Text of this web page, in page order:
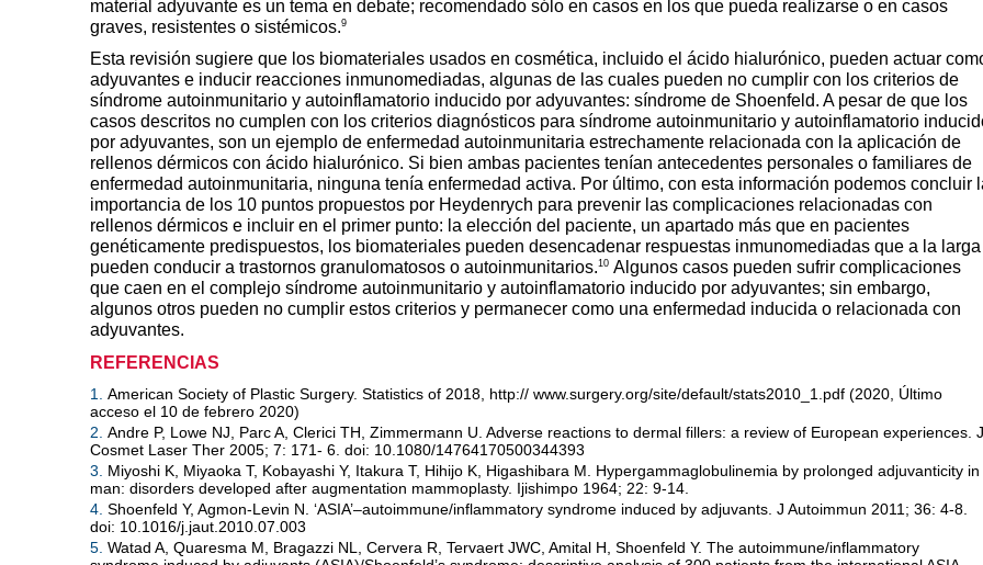
material adyuvante es un tema en debate; recomendado sólo en casos en los que pueda realizarse o en casos
graves, resistentes o sistémicos.9
Esta revisión sugiere que los biomateriales usados en cosmética, incluido el ácido hialurónico, pueden actuar
adyuvantes e inducir reacciones inmunomediadas, algunas de las cuales pueden no cumplir con los criterios de
síndrome autoinmunitario y autoinflamatorio inducido por adyuvantes: síndrome de Shoenfeld. A pesar de que los
casos descritos no cumplen con los criterios diagnósticos para síndrome autoinmunitario y autoinflamatorio
por adyuvantes, son un ejemplo de enfermedad autoinmunitaria estrechamente relacionada con la aplicación de
rellenos dérmicos con ácido hialurónico. Si bien ambas pacientes tenían antecedentes personales o familiares de
enfermedad autoinmunitaria, ninguna tenía enfermedad activa. Por último, con esta información podemos concluir
importancia de los 10 puntos propuestos por Heydenrych para prevenir las complicaciones relacionadas con
rellenos dérmicos e incluir en el primer punto: la elección del paciente, un apartado más que en pacientes
genéticamente predispuestos, los biomateriales pueden desencadenar respuestas inmunomediadas que a la larga
pueden conducir a trastornos granulomatosos o autoinmunitarios.10 Algunos casos pueden sufrir complicaciones
que caen en el complejo síndrome autoinmunitario y autoinflamatorio inducido por adyuvantes; sin embargo,
algunos otros pueden no cumplir estos criterios y permanecer como una enfermedad inducida o relacionada con
adyuvantes.
REFERENCIAS
1.
American Society of Plastic Surgery. Statistics of 2018, http:// www.surgery.org/site/default/stats2010_1.pdf (2020, Último
acceso el 10 de febrero 2020)
2. Andre P, Lowe NJ, Parc A, Clerici TH, Zimmermann U. Adverse reactions to dermal fillers: a review of European experiences. J
Cosmet Laser Ther 2005; 7: 171- 6. doi: 10.1080/14764170500344393
3.
Miyoshi K, Miyaoka T, Kobayashi Y, Itakura T, Hihijo K, Higashibara M. Hypergammaglobulinemia by prolonged adjuvanticity in
man: disorders developed after augmentation mammoplasty. Ijishimpo 1964; 22: 9-14.
4. Shoenfeld Y, Agmon-Levin N. ‘ASIA’–autoimmune/inflammatory syndrome induced by adjuvants. J Autoimmun 2011; 36: 4-8.
doi: 10.1016/j.jaut.2010.07.003
5. Watad A, Quaresma M, Bragazzi NL, Cervera R, Tervaert JWC, Amital H, Shoenfeld Y. The autoimmune/inflammatory